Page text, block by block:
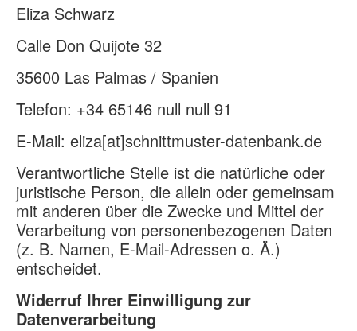
Eliza Schwarz
Calle Don Quijote 32
35600 Las Palmas / Spanien
Telefon: +34 65146 null null 91
E-Mail: eliza[at]schnittmuster-datenbank.de
Verantwortliche Stelle ist die natürliche oder
juristische Person, die allein oder gemeinsam
mit anderen über die Zwecke und Mittel der
Verarbeitung von personenbezogenen Daten
(z. B. Namen, E-Mail-Adressen o. Ä.)
entscheidet.
Widerruf Ihrer Einwilligung zur
Datenverarbeitung